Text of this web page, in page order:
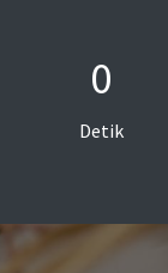
0
Detik